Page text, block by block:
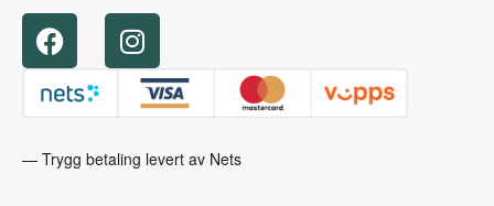
— Trygg betaling levert av Nets